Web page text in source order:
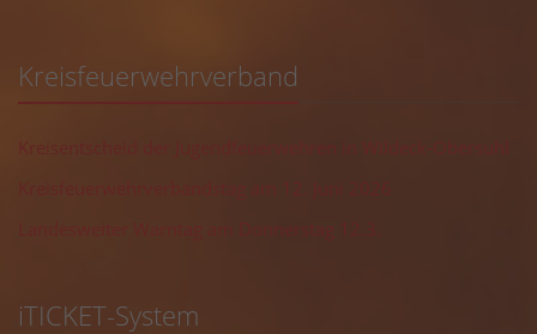
Kreisfeuerwehrverband
Kreisentscheid der Jugendfeuerwehren in Wildeck-Obersuhl
Kreisfeuerwehrverbandstag am 12. Juni 2026
Landesweiter Warntag am Donnerstag 12.3.
iTICKET-System